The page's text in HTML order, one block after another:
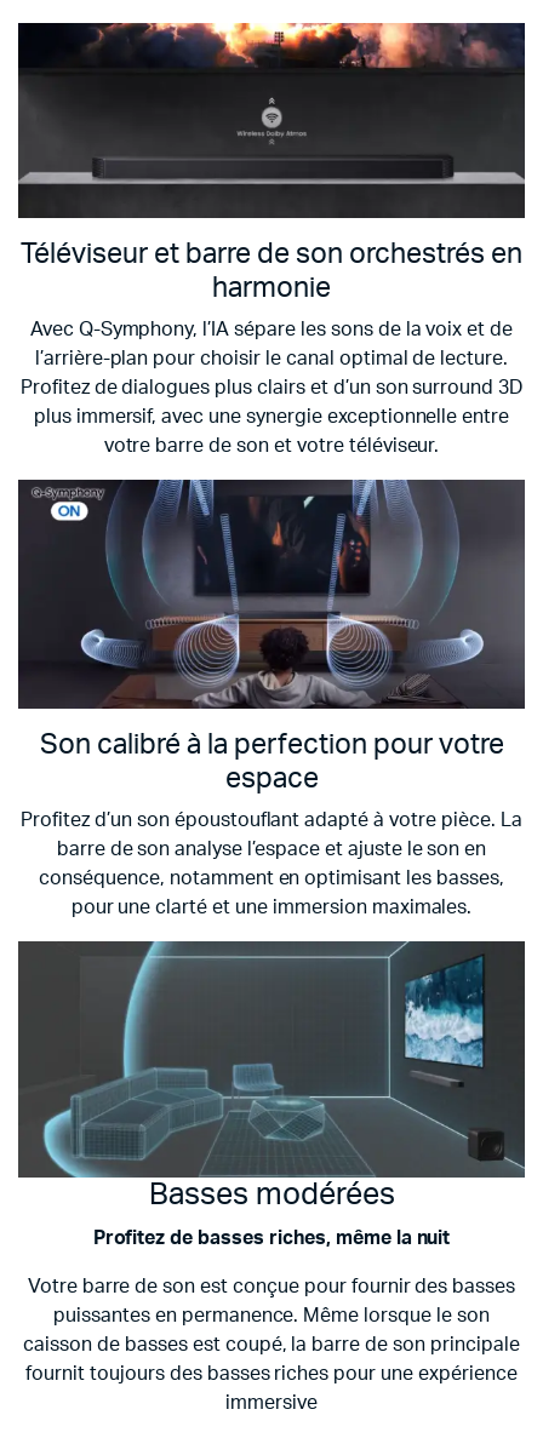
Téléviseur et barre de son orchestrés en
harmonie
Avec Q-Symphony, l’IA sépare les sons de la voix et de
l’arrière-plan pour choisir le canal optimal de lecture.
Profitez de dialogues plus clairs et d’un son surround 3D
plus immersif, avec une synergie exceptionnelle entre
votre barre de son et votre téléviseur.
Son calibré à la perfection pour votre
espace
Profitez d’un son époustouflant adapté à votre pièce. La
barre de son analyse l’espace et ajuste le son en
conséquence, notamment en optimisant les basses,
pour une clarté et une immersion maximales.
Basses modérées
Profitez de basses riches, même la nuit
Votre barre de son est conçue pour fournir des basses
puissantes en permanence. Même lorsque le son
caisson de basses est coupé, la barre de son principale
fournit toujours des basses riches pour une expérience
immersive